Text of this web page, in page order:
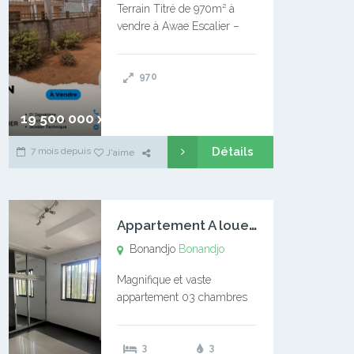
19 500 000 xaf
Terrain Titré de 970m² à
vendre à Awae Escalier –
l’Université Catholique –
970
7 mois depuis J'aime Détails
A
ppartement A louer Bonandjo
Bonandjo Bonandjo
Magnifique et vaste
appartement 03 chambres
douches 01 vaste salon 01
3 3